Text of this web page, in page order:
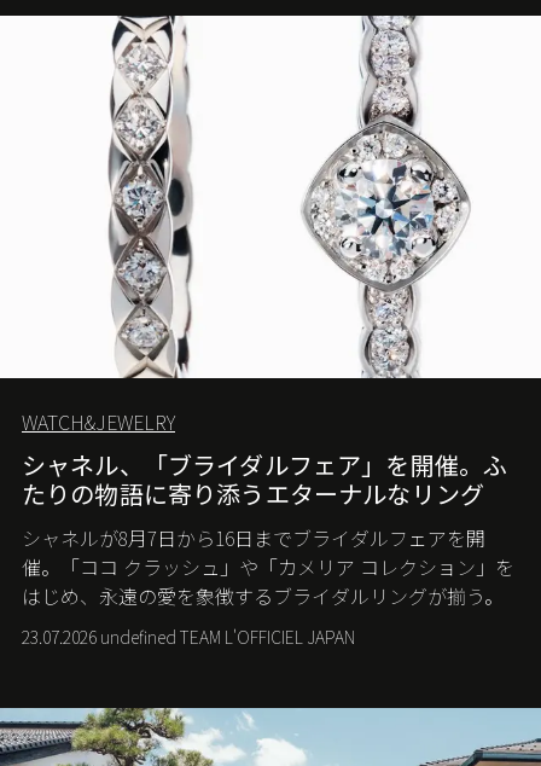
WATCH&JEWELRY
シャネル、「ブライダルフェア」を開催。ふ
たりの物語に寄り添うエターナルなリング
シャネルが8月7日から16日までブライダルフェアを開
催。「ココ クラッシュ」や「カメリア コレクション」を
はじめ、永遠の愛を象徴するブライダルリングが揃う。
23.07.2026 undefined TEAM L'OFFICIEL JAPAN